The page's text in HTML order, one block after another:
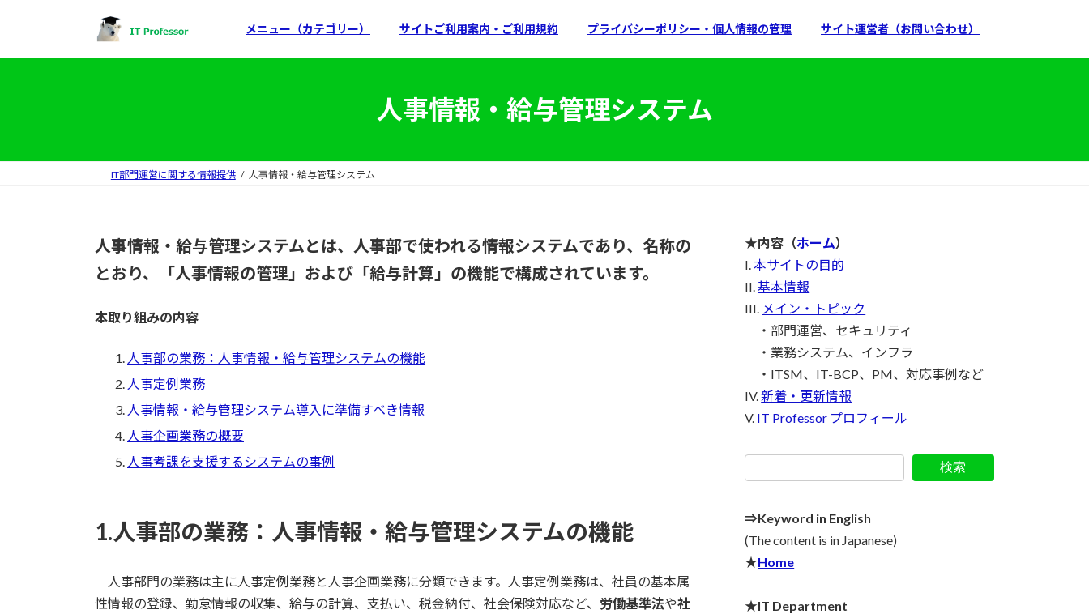
ッ
移
メニュー（カテゴリー） サイトご利用案内・ご利用規約 プライバシーポリシー・個人情報の管理 サイト運営者（お問い合わせ）
人事情報・給与管理システム
IT部門運営に関する情報提供 人事情報・給与管理システム
人事情報・給与管理システムとは、人事部で使われる情報システムであり、名称の
とおり、「人事情報の管理」および「給与計算」の機能で構成されています。
本取り組みの内容
人事部の業務：人事情報・給与管理システムの機能
人事定例業務
人事情報・給与管理システム導入に準備すべき情報
人事企画業務の概要
人事考課を支援するシステムの事例
1.人事部の業務：人事情報・給与管理システムの機能
人事部門の業務は主に人事定例業務と人事企画業務に分類できます。人事定例業務は、社員の基本属
性情報の登録、勤怠情報の収集、給与の計算、支払い、税金納付、社会保険対応など、 労働基準法や社
★内容（ホーム）
I.本サイトの目的
II.基本情報
III. メイン・トピック
・部門運営、セキュリティ
・業務システム、インフラ
・ITSM、IT-BCP、PM、対応事例など
IV.新着・更新情報
V. IT Professor プロフィール
検索
⇒Keyword in English
(The content is in Japanese)
★Home
★IT Department